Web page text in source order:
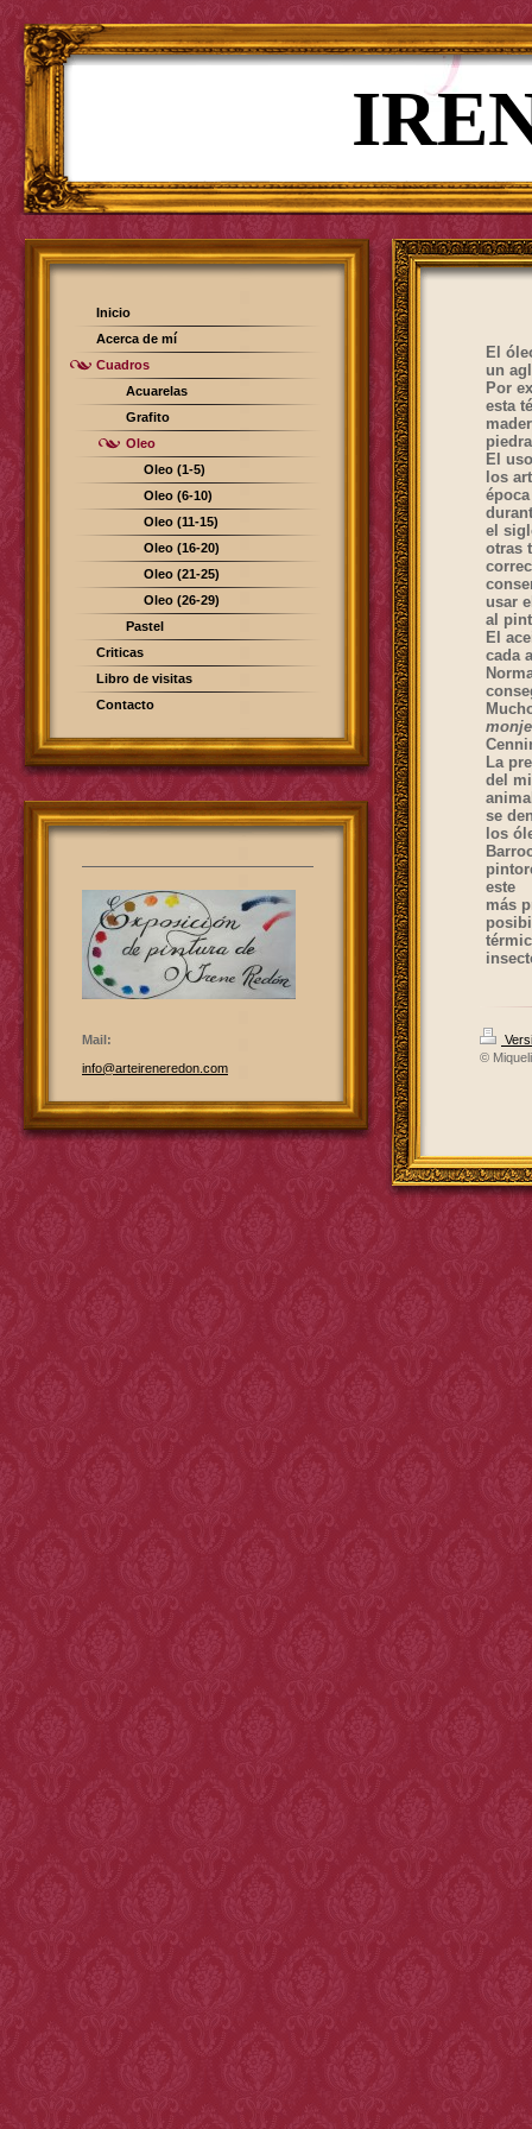
El
un
Por
esta
El
los
el
otras
usar
al
El
cada
La
del
se
los
este
más
©
Inicio
Acerca de mí
Cuadros
Acuarelas
Grafito
Oleo
Oleo (1-5)
Oleo (6-10)
Oleo (11-15)
Oleo (16-20)
Oleo (21-25)
Oleo (26-29)
Pastel
Criticas
Libro de visitas
Contacto
Mail:
info@arteireneredon.com